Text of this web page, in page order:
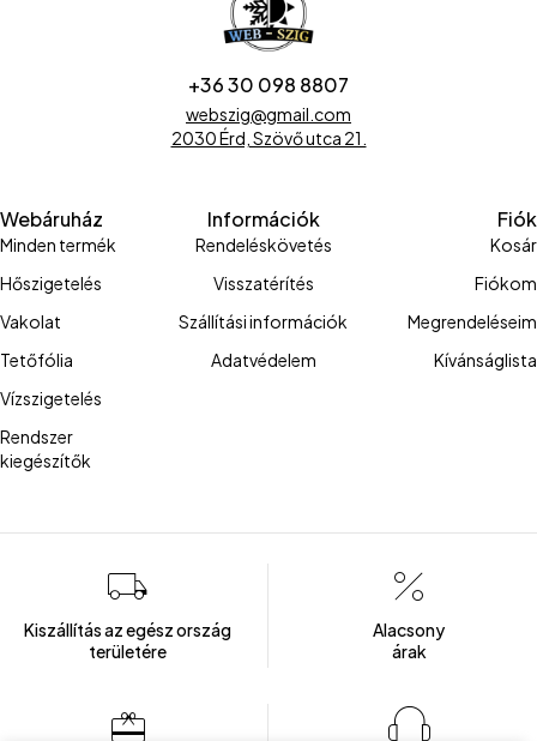
+36 30 098 8807
webszig@gmail.com
2030 Érd, Szövő utca 21.
Webáruház
Minden termék
Hőszigetelés
Vakolat
Tetőfólia
Vízszigetelés
Rendszer
kiegészítők
Információk
Rendeléskövetés
Visszatérítés
Szállítási információk
Adatvédelem
Fiók
Kosár
Fiókom
Megrendeléseim
Kívánságlista
Kiszállítás az egész ország
területére
Alacsony
árak